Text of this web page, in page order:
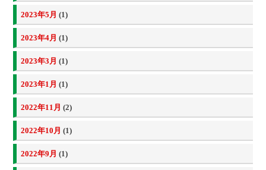
2023年5月 (1)
2023年4月 (1)
2023年3月 (1)
2023年1月 (1)
2022年11月 (2)
2022年10月 (1)
2022年9月 (1)